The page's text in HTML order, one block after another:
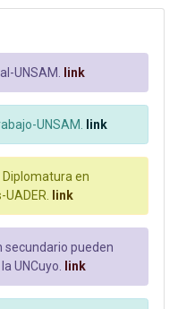
UNSAM. link
UNSAM. link
Diplomatura en
link
secundario pueden
UNCuyo.
link